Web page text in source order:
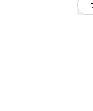
“進化系